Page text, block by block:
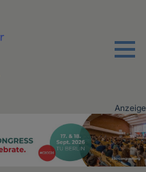
Menu
Anzeige